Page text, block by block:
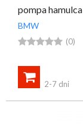
pompa
BMW
 (0)

2-7 dni